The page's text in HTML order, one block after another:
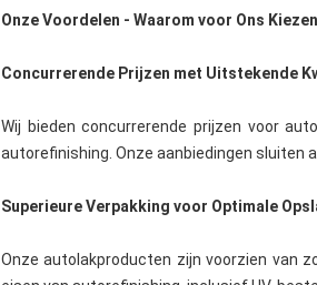
Onze Voordelen - Waarom voor Ons
Concurrerende Prijzen met Uitstekende
Wij bieden concurrerende prijzen voor
autorefinishing. Onze aanbiedingen sluiten
Superieure Verpakking voor Optimale
Onze autolakproducten zijn voorzien van